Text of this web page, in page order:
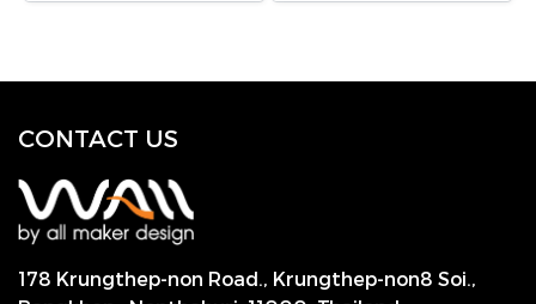
CONTACT US
178 Krungthep-non Road., Krungthep-non8 Soi.,